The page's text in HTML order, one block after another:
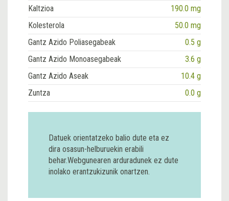
Kaltzioa
190.0 mg
Kolesterola
50.0 mg
Gantz Azido Poliasegabeak
0.5 g
Gantz Azido Monoasegabeak
3.6 g
Gantz Azido Aseak
10.4 g
Zuntza
0.0 g
Datuek orientatzeko balio dute eta ez
dira osasun-helburuekin erabili
behar.Webgunearen arduradunek ez dute
inolako erantzukizunik onartzen.